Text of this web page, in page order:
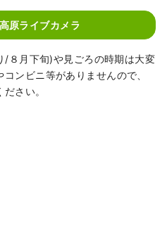
原ライブカメラ
８月下旬)や見ごろの時期は大変
ンビニ等がありませんので、
さい。